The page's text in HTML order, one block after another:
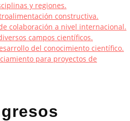
y regiones.
constructiva.
colaboración a nivel internacional.
campos científicos.
del conocimiento científico.
para proyectos de